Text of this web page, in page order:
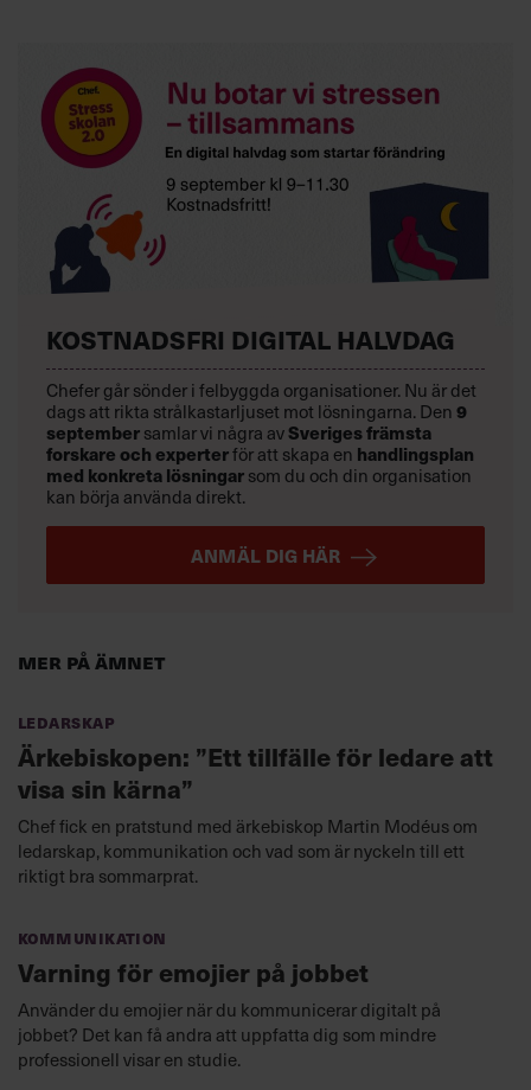
Mer på ämnet
Ledarskap
Ärkebiskopen: ”Ett tillfälle för ledare att
visa sin kärna”
Chef fick en pratstund med ärkebiskop Martin Modéus om
ledarskap, kommunikation och vad som är nyckeln till ett
riktigt bra sommarprat.
Kommunikation
Varning för emojier på jobbet
Använder du emojier när du kommunicerar digitalt på
jobbet? Det kan få andra att uppfatta dig som mindre
professionell visar en studie.
KOSTNADSFRI DIGITAL HALVDAG
Chefer går sönder i felbyggda organisationer. Nu är det
dags att rikta strålkastarljuset mot lösningarna. Den9
septembersamlar vi några avSveriges främsta
forskare och experterför att skapa en handlingsplan
med konkreta lösningarsom du och din organisation
kan börja använda direkt.
ANMÄL DIG HÄR